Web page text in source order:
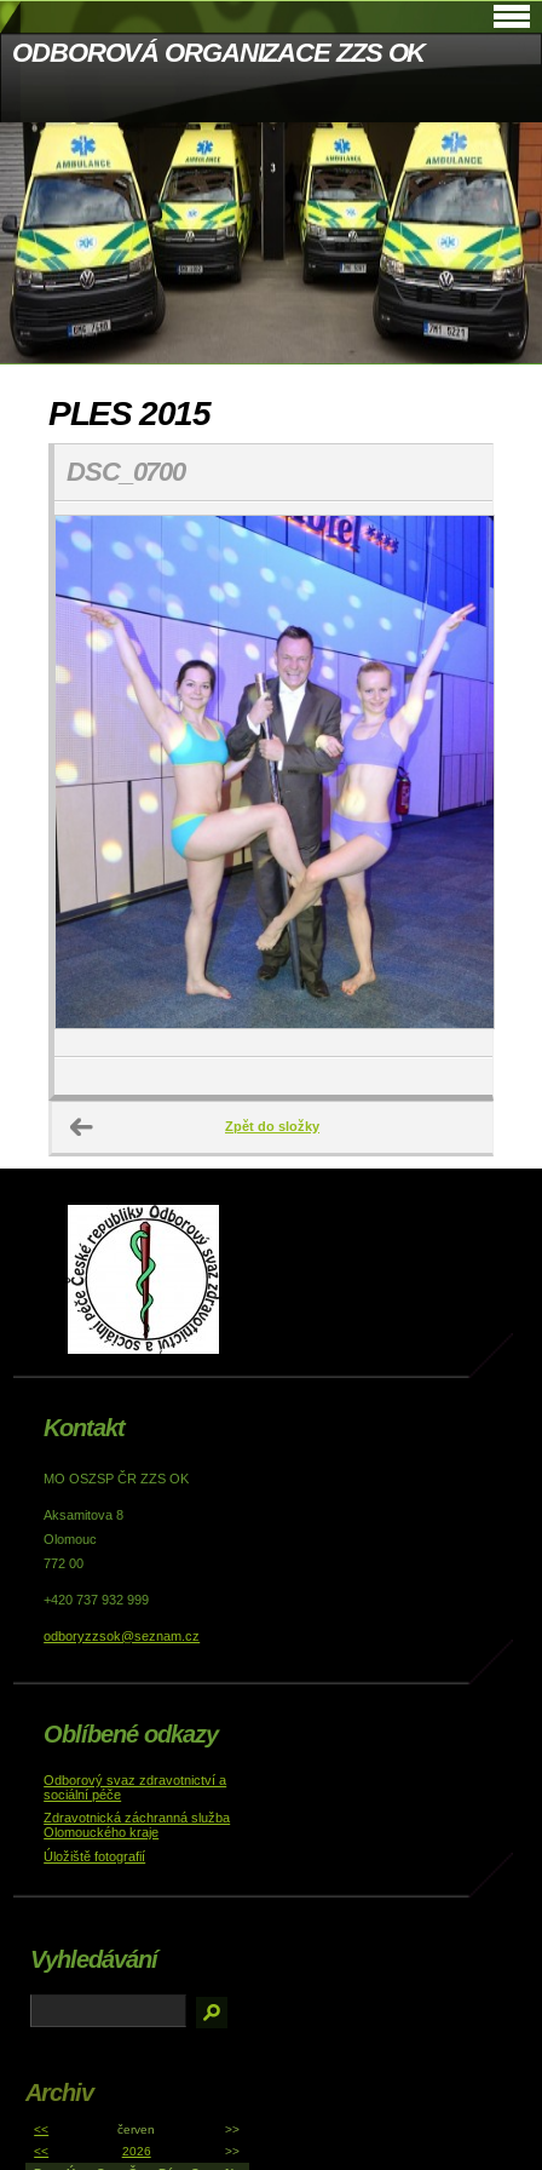
ODBOROVÁ ORGANIZACE ZZS OK
PLES 2015
DSC_0700
Zpět do složky
Kontakt
MO OSZSP ČR ZZS OK
Aksamitova 8
Olomouc
772 00
+420 737 932 999
odboryzzsok@seznam.cz
Oblíbené odkazy
Odborový svaz zdravotnictví a
sociální péče
Zdravotnická záchranná služba
Olomouckého kraje
Úložiště fotografií
Vyhledávání
Archiv
<< červen
>>
<<
2026
>>